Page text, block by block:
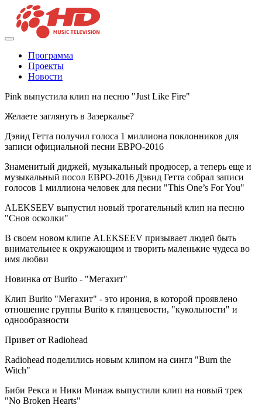
Программа
Проекты
Новости
Pink выпустила клип на песню "Just Like Fire"
Желаете заглянуть в Зазеркалье?
Дэвид Гетта получил голоса 1 миллиона поклонников для
записи официальной песни ЕВРО-2016
Знаменитый диджей, музыкальный продюсер, а теперь еще и
музыкальный посол ЕВРО-2016 Дэвид Гетта собрал записи
голосов 1 миллиона человек для песни "This One’s For You"
ALEKSEEV выпустил новый трогательный клип на песню
"Снов осколки"
В своем новом клипе ALEKSEEV призывает людей быть
внимательнее к окружающим и творить маленькие чудеса во
имя любви
Новинка от Burito - "Мегахит"
Клип Burito "Мегахит" - это ирония, в которой проявлено
отношение группы Burito к глянцевости, "кукольности" и
однообразности
Привет от Radiohead
Radiohead поделились новым клипом на сингл "Burn the
Witch"
Биби Рекса и Ники Минаж выпустили клип на новый трек
"No Broken Hearts"